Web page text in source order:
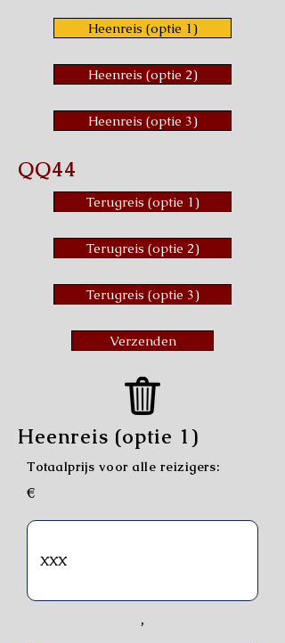
Heenreis (optie 1)
Heenreis (optie 2)
Heenreis (optie 3)
QQ44
Terugreis (optie 1)
Terugreis (optie 2)
Terugreis (optie 3)
Verzenden
Heenreis (optie 1)
Totaalprijs voor alle reizigers:
€
,